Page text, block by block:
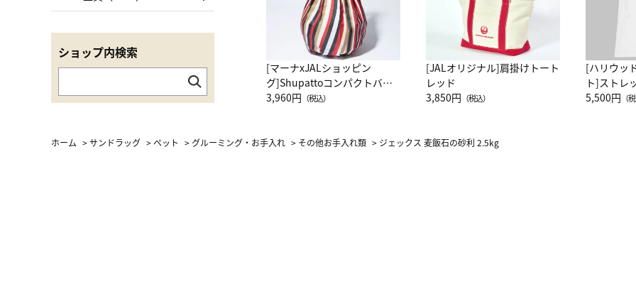
[マーナxJALショッピン
グ]Shupattoコンパクトバッ
グ Drop JAL客室乗務員
3,960円 （税込）
[JALオリジナル]肩掛けトート
レッド
3,850円 （税込）
[ハリウッ
ト]ストレ
ーネック
5,500円 （
ショップ内検索
ホーム >サンドラッグ >ペット > グルーミング・お手入れ > その他お手入れ類 > ジェックス 麦飯石の砂利 2.5kg